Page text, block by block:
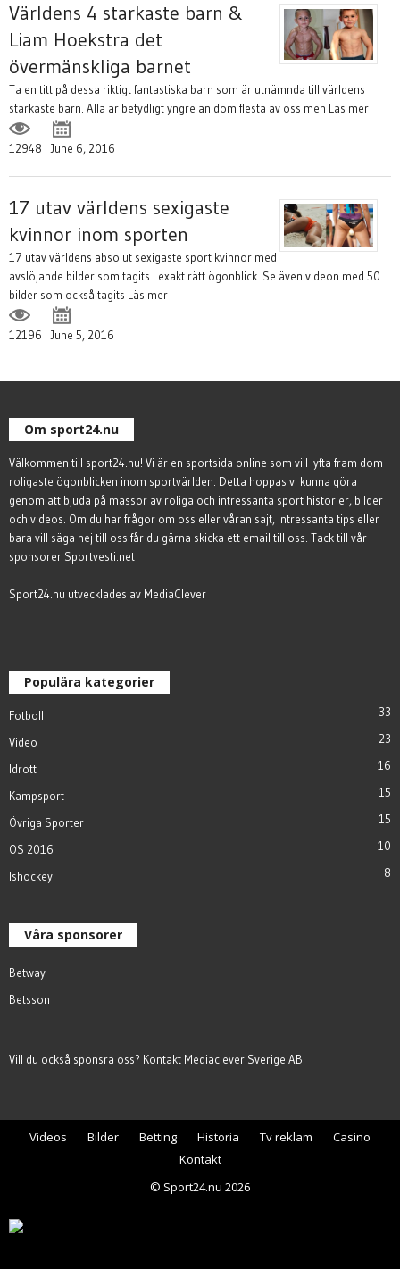
Världens 4 starkaste barn &
Liam Hoekstra det
övermänskliga barnet
Ta en titt på dessa riktigt fantastiska barn som är utnämnda till världens
starkaste barn. Alla är betydligt yngre än dom flesta av oss men Läs mer
12948 June 6, 2016
17 utav världens sexigaste
kvinnor inom sporten
17 utav världens absolut sexigaste sport kvinnor med
avslöjande bilder som tagits i exakt rätt ögonblick. Se även videon med 50
bilder som också tagits Läs mer
12196 June 5, 2016
Om sport24.nu
Välkommen till sport24.nu! Vi är en sportsida online som vill lyfta fram dom
roligaste ögonblicken inom sportvärlden. Detta hoppas vi kunna göra
genom att bjuda på massor av roliga och intressanta sport historier, bilder
och videos. Om du har frågor om oss eller våran sajt, intressanta tips eller
bara vill säga hej till oss får du gärna skicka ett email till oss. Tack till vår
sponsorer Sportvesti.net
Sport24.nu utvecklades av MediaClever
Populära kategorier
Fotboll 33
Video 23
Idrott 16
Kampsport 15
Övriga Sporter 15
OS 2016 10
Ishockey 8
Våra sponsorer
Betway
Betsson
Vill du också sponsra oss? Kontakt Mediaclever Sverige AB!
Videos Bilder Betting Historia Tv reklam
Casino
Kontakt
© Sport24.nu 2026